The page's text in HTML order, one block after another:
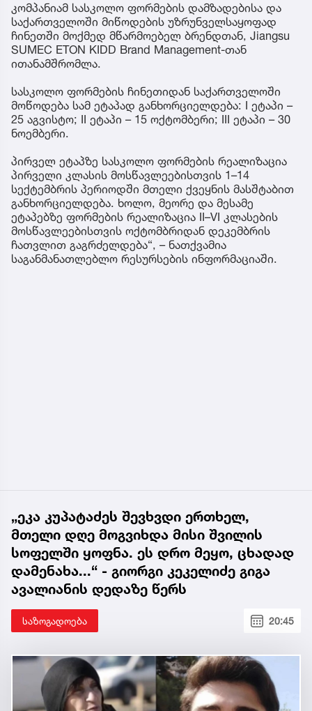
კომპანიამ სასკოლო ფორმების დამზადებისა და
საქართველოში მიწოდების უზრუნველსაყოფად
ჩინეთში მოქმედ მწარმოებელ ბრენდთან, Jiangsu
SUMEC ETON KIDD Brand Management-თან
ითანამშრომლა.
სასკოლო ფორმების ჩინეთიდან საქართველოში
მოწოდება სამ ეტაპად განხორციელდება: I ეტაპი –
25 აგვისტო; II ეტაპი – 15 ოქტომბერი; III ეტაპი – 30
ნოემბერი.
პირველ ეტაპზე სასკოლო ფორმების რეალიზაცია
პირველი კლასის მოსწავლეებისთვის 1–14
სექტემბრის პერიოდში მთელი ქვეყნის მასშტაბით
განხორციელდება. ხოლო, მეორე და მესამე
ეტაპებზე ფორმების რეალიზაცია II–VI კლასების
მოსწავლეებისთვის ოქტომბრიდან დეკემბრის
ჩათვლით გაგრძელდება“, – ნათქვამია
საგანმანათლებლო რესურსების ინფორმაციაში.
„ეკა კუპატაძეს შევხვდი ერთხელ,
მთელი დღე მოგვიხდა მისი შვილის
სოფელში ყოფნა. ეს დრო მეყო, ცხადად
დამენახა...“ - გიორგი კეკელიძე გიგა
ავალიანის დედაზე წერს
საზოგადოება 20:45